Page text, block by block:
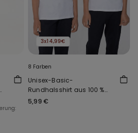
3x14,99€
8 Farben
Unisex-Basic-
Rundhalsshirt aus 100 %
Baumwolle für Kinder
5,99 €